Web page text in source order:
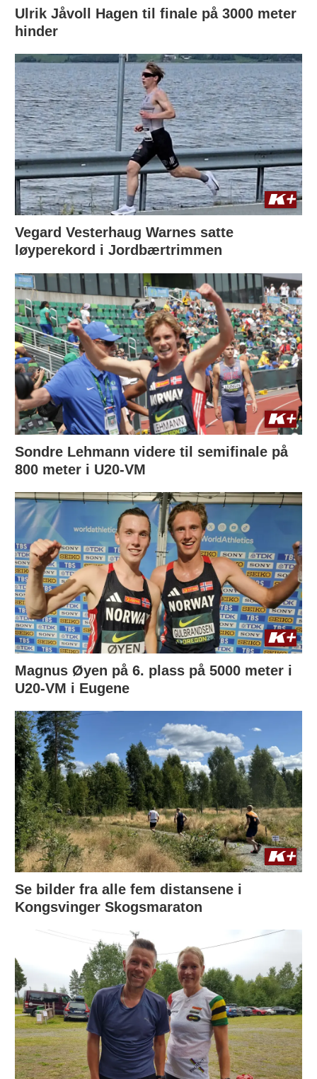
Ulrik Jåvoll Hagen til finale på 3000 meter
hinder
Vegard Vesterhaug Warnes satte
løyperekord i Jordbærtrimmen
Sondre Lehmann videre til semifinale på
800 meter i U20-VM
Magnus Øyen på 6. plass på 5000 meter i
U20-VM i Eugene
Se bilder fra alle fem distansene i
Kongsvinger Skogsmaraton